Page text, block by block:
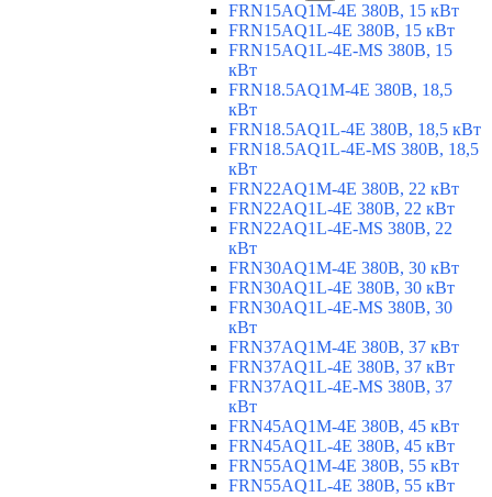
FRN15AQ1M-4E 380В, 15 кВт
FRN15AQ1L-4E 380В, 15 кВт
FRN15AQ1L-4E-MS 380В, 15
кВт
FRN18.5AQ1M-4E 380В, 18,5
кВт
FRN18.5AQ1L-4E 380В, 18,5 кВт
FRN18.5AQ1L-4E-MS 380В, 18,5
кВт
FRN22AQ1M-4E 380В, 22 кВт
FRN22AQ1L-4E 380В, 22 кВт
FRN22AQ1L-4E-MS 380В, 22
кВт
FRN30AQ1M-4E 380В, 30 кВт
FRN30AQ1L-4E 380В, 30 кВт
FRN30AQ1L-4E-MS 380В, 30
кВт
FRN37AQ1M-4E 380В, 37 кВт
FRN37AQ1L-4E 380В, 37 кВт
FRN37AQ1L-4E-MS 380В, 37
кВт
FRN45AQ1M-4E 380В, 45 кВт
FRN45AQ1L-4E 380В, 45 кВт
FRN55AQ1M-4E 380В, 55 кВт
FRN55AQ1L-4E 380В, 55 кВт